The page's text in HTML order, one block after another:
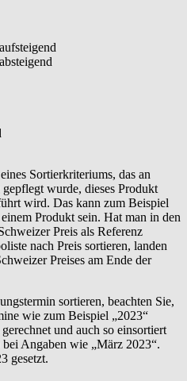
Sortierkriteriums, das an
wurde, dieses Produkt
wird. Das kann zum Beispiel
Produkt sein. Hat man in den
Preis als Referenz
nach Preis sortieren, landen
Preises am Ende der
sortieren, beachten Sie,
wie zum Beispiel „2023“
und auch so einsortiert
Angaben wie „März 2023“.
gesetzt.